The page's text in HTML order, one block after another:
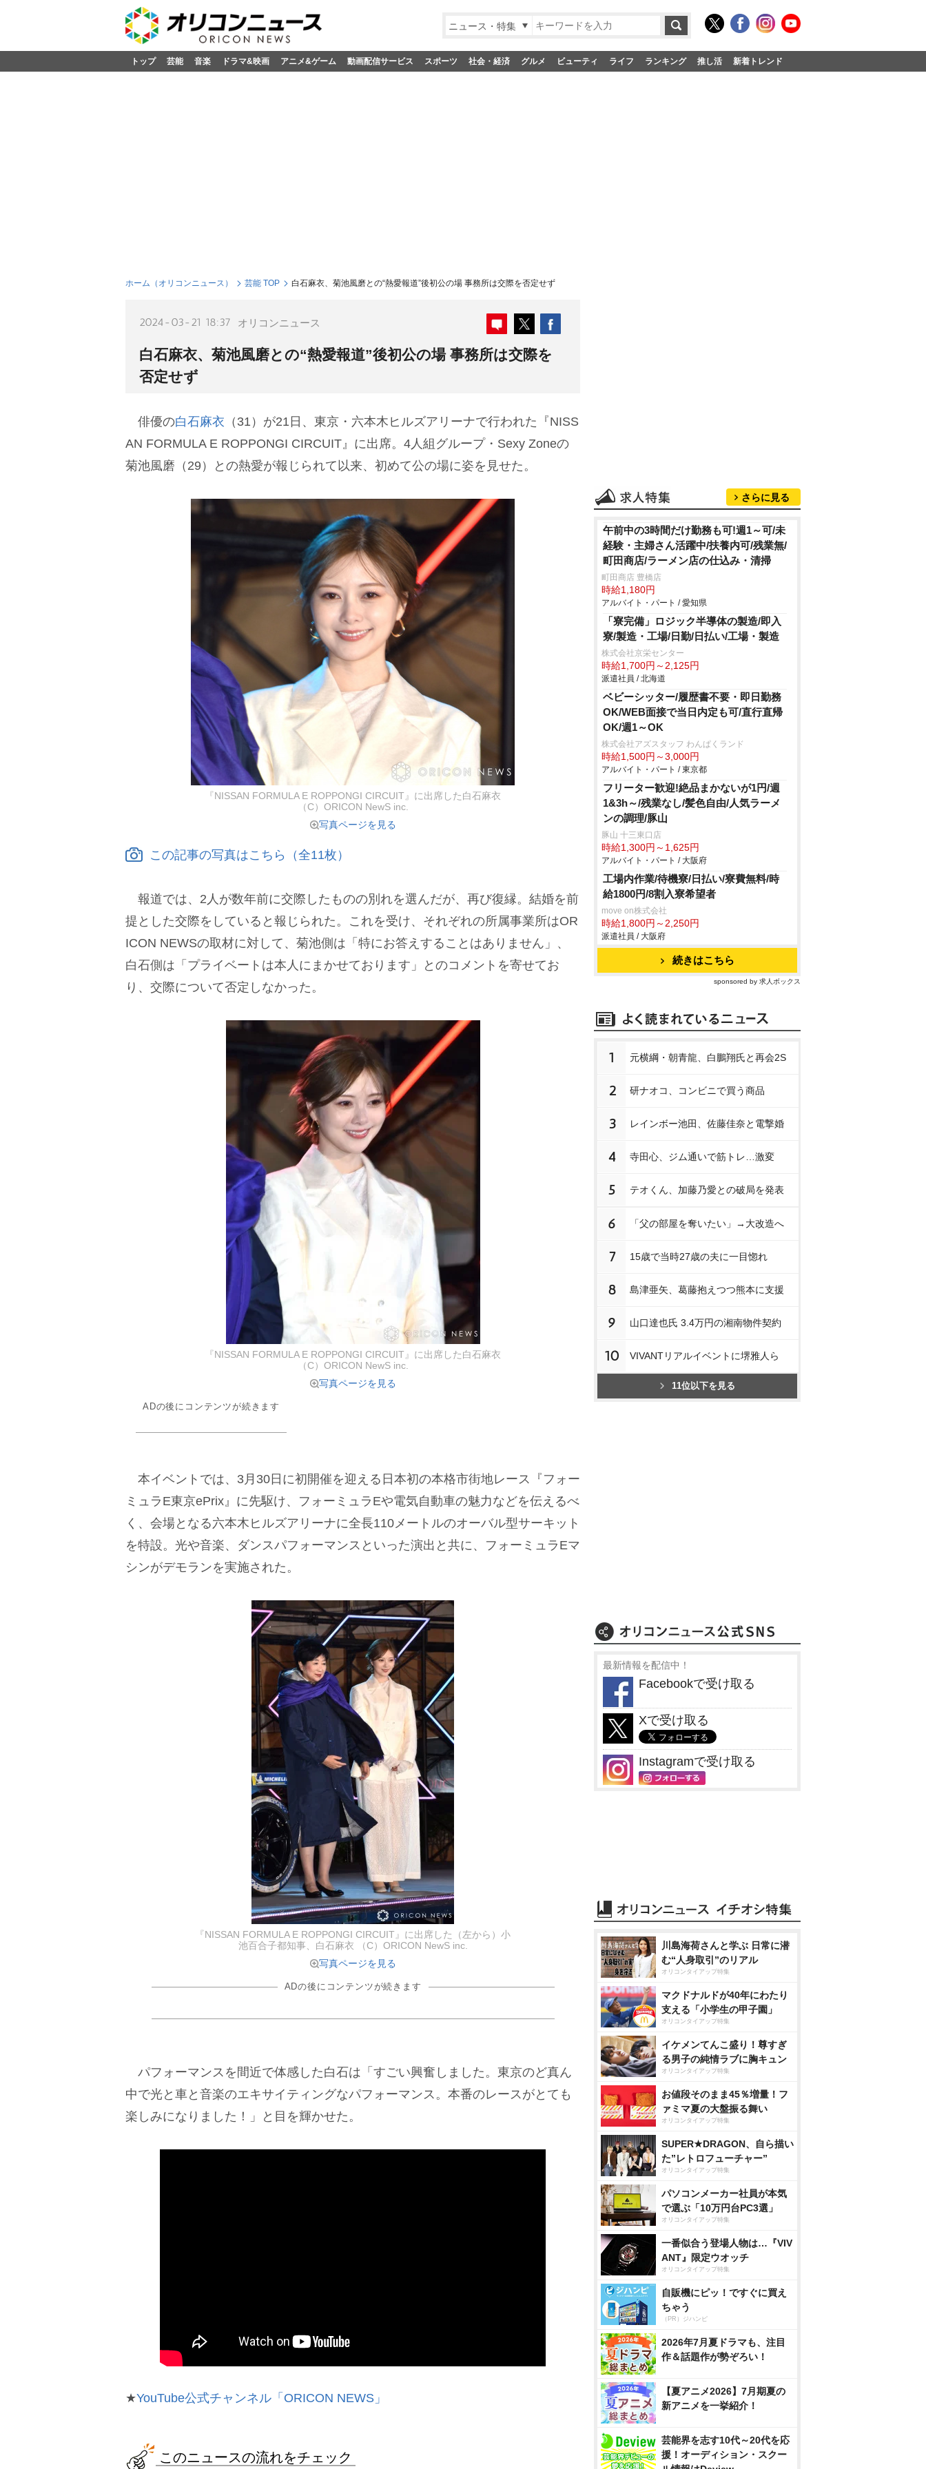
ニュース・特集
トップ 芸能 音楽 ドラマ&映画 アニメ&ゲーム 動画配信サービス スポーツ 社会・経済 グルメ ビューティ ライフ ランキング 推し活 新着トレンド
ホーム（オリコンニュース） 芸能 TOP 白石麻衣、菊池風磨との“熱愛報道”後初公の場 事務所は交際を否定せず
2024-03-21 18:37 オリコンニュース
白石麻衣、菊池風磨との“熱愛報道”後初公の場 事務所は交際を
否定せず
俳優の白石麻衣 （31）が21日、東京・六本木ヒルズアリーナで行われた『NISS
AN FORMULA E ROPPONGI CIRCUIT』に出席。4人組グループ・Sexy Zoneの
菊池風磨（29）との熱愛が報じられて以来、初めて公の場に姿を見せた。
『NISSAN FORMULA E ROPPONGI CIRCUIT』に出席した白石麻衣
（C）ORICON NewS inc.
写真ページを見る
この記事の写真はこちら（全11枚）
報道では、2人が数年前に交際したものの別れを選んだが、再び復縁。結婚を前
提とした交際をしていると報じられた。これを受け、それぞれの所属事業所はOR
ICON NEWSの取材に対して、菊池側は「特にお答えすることはありません」、
白石側は「プライベートは本人にまかせております」とのコメントを寄せてお
り、交際について否定しなかった。
『NISSAN FORMULA E ROPPONGI CIRCUIT』に出席した白石麻衣
（C）ORICON NewS inc.
写真ページを見る
ADの後にコンテンツが続きます
本イベントでは、3月30日に初開催を迎える日本初の本格市街地レース『フォー
ミュラE東京ePrix』に先駆け、フォーミュラEや電気自動車の魅力などを伝えるべ
く、会場となる六本木ヒルズアリーナに全長110メートルのオーバル型サーキット
を特設。光や音楽、ダンスパフォーマンスといった演出と共に、フォーミュラEマ
シンがデモランを実施された。
『NISSAN FORMULA E ROPPONGI CIRCUIT』に出席した（左から）小
池百合子都知事、白石麻衣 （C）ORICON NewS inc.
写真ページを見る
ADの後にコンテンツが続きます
パフォーマンスを間近で体感した白石は「すごい興奮しました。東京のど真ん
中で光と車と音楽のエキサイティングなパフォーマンス。本番のレースがとても
楽しみになりました！」と目を輝かせた。
★YouTube公式チャンネル「ORICON NEWS」
このニュースの流れをチェック
さらに見る
午前中の3時間だけ勤務も可!週1～可/未
経験・主婦さん活躍中/扶養内可/残業無/
町田商店/ラーメン店の仕込み・清掃
町田商店 豊橋店
時給1,180円
アルバイト・パート / 愛知県
「寮完備」ロジック半導体の製造/即入
寮/製造・工場/日勤/日払い/工場・製造
株式会社京栄センター
時給1,700円～2,125円
派遣社員 / 北海道
ベビーシッター/履歴書不要・即日勤務
OK/WEB面接で当日内定も可/直行直帰
OK/週1～OK
株式会社アズスタッフ わんぱくランド
時給1,500円～3,000円
アルバイト・パート / 東京都
フリーター歓迎!絶品まかないが1円/週
1&3h～/残業なし/髪色自由/人気ラーメ
ンの調理/豚山
豚山 十三東口店
時給1,300円～1,625円
アルバイト・パート / 大阪府
工場内作業/待機寮/日払い/寮費無料/時
給1800円/8割入寮希望者
move on株式会社
時給1,800円～2,250円
派遣社員 / 大阪府
続きはこちら
sponsored by 求人ボックス
1 元横綱・朝青龍、白鵬翔氏と再会2S
2 研ナオコ、コンビニで買う商品
3 レインボー池田、佐藤佳奈と電撃婚
4 寺田心、ジム通いで筋トレ…激変
5 テオくん、加藤乃愛との破局を発表
6 「父の部屋を奪いたい」→大改造へ
7 15歳で当時27歳の夫に一目惚れ
8 島津亜矢、葛藤抱えつつ熊本に支援
9 山口達也氏 3.4万円の湘南物件契約
10 VIVANTリアルイベントに堺雅人ら
11位以下を見る
最新情報を配信中！
Facebookで受け取る
Xで受け取る
Instagramで受け取る
川島海荷さんと学ぶ 日常に潜
む“人身取引”のリアル
オリコンタイアップ特集
マクドナルドが40年にわたり
支える「小学生の甲子園」
オリコンタイアップ特集
イケメンてんこ盛り！尊すぎ
る男子の純情ラブに胸キュン
オリコンタイアップ特集
お値段そのまま45％増量！フ
ァミマ夏の大盤振る舞い
オリコンタイアップ特集
SUPER★DRAGON、自ら描い
た”レトロフューチャー”
オリコンタイアップ特集
パソコンメーカー社員が本気
で選ぶ「10万円台PC3選」
オリコンタイアップ特集
一番似合う登場人物は…『VIV
ANT』限定ウオッチ
オリコンタイアップ特集
自販機にピッ！ですぐに買え
ちゃう
（PR）ジハンピ
2026年7月夏ドラマも、注目
作＆話題作が勢ぞろい！
【夏アニメ2026】7月期夏の
新アニメを一挙紹介！
芸能界を志す10代～20代を応
援！オーディション・スクー